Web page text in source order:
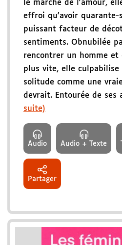
le marché de l'amour,
effroi qu'avoir quarante-
puissant facteur de
sentiments. Obnubilée
rencontrer un homme et
plus vite, elle culpabilise
solitude comme une
devrait. Entourée de ses
suite)
Audio Audio + Texte
Partager